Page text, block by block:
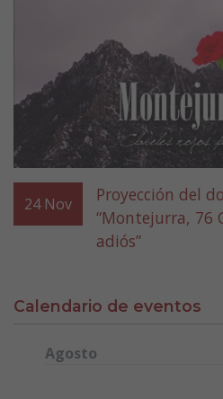
24 Nov
Proyección del
“Montejurra, 76
adiós”
Calendario de eventos
Agosto